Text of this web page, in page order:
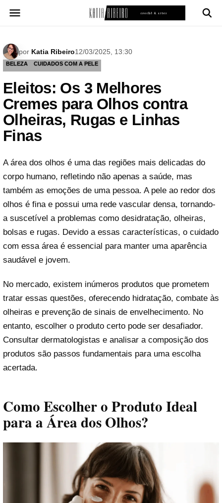
para
por Katia Ribeiro12/03/2025, 13:30
BELEZA CUIDADOS COM A PELE
Eleitos: Os 3 Melhores
Cremes para Olhos contra
Olheiras, Rugas e Linhas
Finas
A área dos olhos é uma das regiões mais delicadas do
corpo humano, refletindo não apenas a saúde, mas
também as emoções de uma pessoa. A pele ao redor dos
olhos é fina e possui uma rede vascular densa, tornando-
a suscetível a problemas como desidratação, olheiras,
bolsas e rugas. Devido a essas características, o cuidado
com essa área é essencial para manter uma aparência
saudável e jovem.
No mercado, existem inúmeros produtos que prometem
tratar essas questões, oferecendo hidratação, combate às
olheiras e prevenção de sinais de envelhecimento. No
entanto, escolher o produto certo pode ser desafiador.
Consultar dermatologistas e analisar a composição dos
produtos são passos fundamentais para uma escolha
acertada.
Como Escolher o Produto Ideal
para a Área dos Olhos?